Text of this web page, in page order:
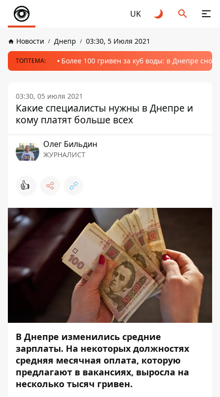
UK
Новости Днепр 03:30, 5 Июля 2021
ТОПТЕМА: Более 100 гривен за куб воды: в Днепре
03:30, 05 июля 2021
Какие специалисты нужны в Днепре и
кому платят больше всех
Олег Бильдин
ЖУРНАЛИСТ
👍
В Днепре изменились средние
зарплаты. На некоторых должностях
средняя месячная оплата, которую
предлагают в вакансиях, выросла на
несколько тысяч гривен.